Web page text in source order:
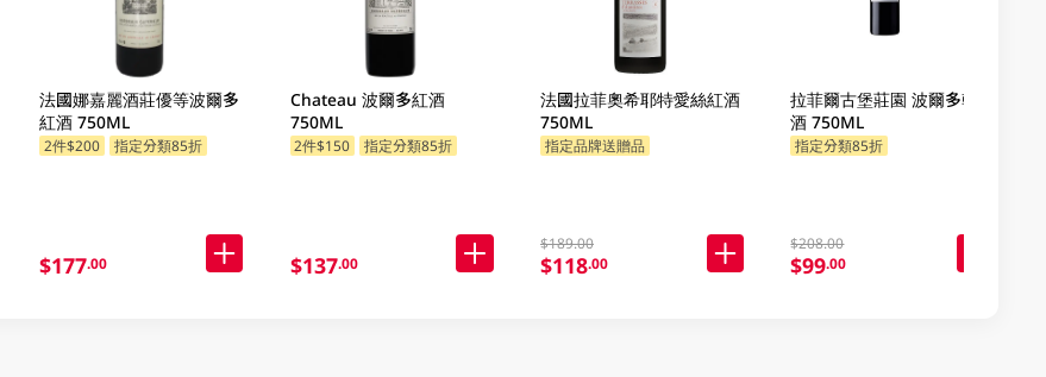
法國娜嘉麗酒莊優等波爾多
紅酒 750ML
2件$200 指定分類85折
$177.00
Chateau 波爾多紅酒
750ML
2件$150 指定分類85折
$137.00
法國拉菲奧希耶特愛絲紅酒
750ML
指定品牌送贈品
$189.00
$118.00
拉菲爾古堡莊園 波爾多乾紅
酒 750ML
指定分類85折
$208.00
$99.00